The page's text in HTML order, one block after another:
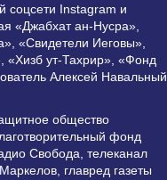
соцсети Instagram и
«Джабхат ан-Нусра»,
«Свидетели Иеговы»,
«Хизб ут-Тахрир», «Фонд
Алексей Навальный
общество
фонд
Свобода, телеканал
главред газеты